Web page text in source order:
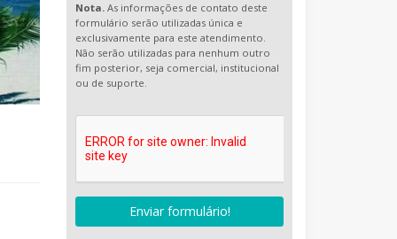
Nota. As informações de contato deste
formulário serão utilizadas única e
exclusivamente para este atendimento.
Não serão utilizadas para nenhum outro
fim posterior, seja comercial, institucional
ou de suporte.
Enviar formulário!